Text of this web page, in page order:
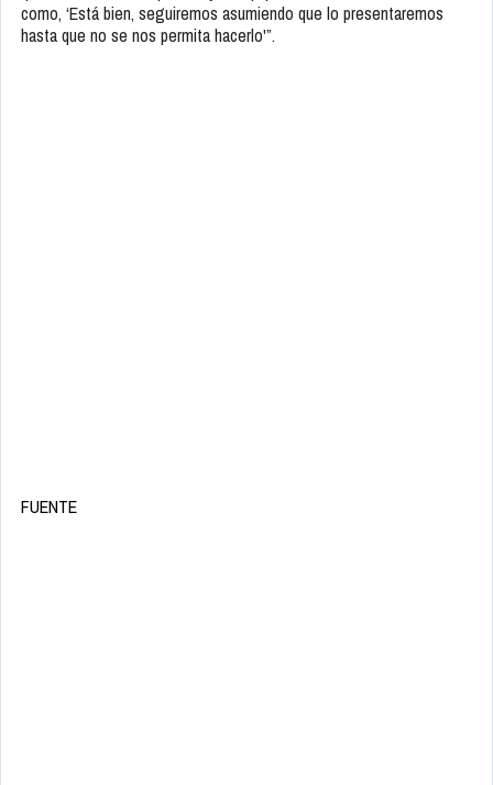
como, ‘Está bien, seguiremos asumiendo que lo presentaremos
hasta que no se nos permita hacerlo'”.
FUENTE